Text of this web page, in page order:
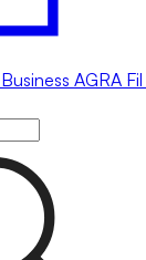
Business AGRA Fil